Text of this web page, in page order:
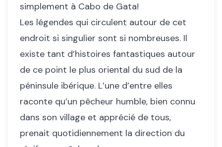
simplement à Cabo de Gata!
Les légendes qui circulent autour de cet
endroit si singulier sont si nombreuses. Il
existe tant d’histoires fantastiques autour
de ce point le plus oriental du sud de la
péninsule ibérique. L’une d’entre elles
raconte qu’un pêcheur humble, bien connu
dans son village et apprécié de tous,
prenait quotidiennement la direction du